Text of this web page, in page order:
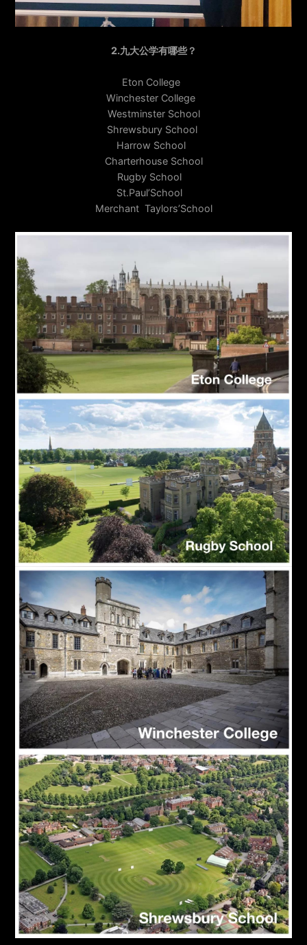
2.九大公学有哪些？
Eton College
Winchester College
Westminster School
Shrewsbury School
Harrow School
Charterhouse School
Rugby School
St.Paul’School
Merchant Taylors’School